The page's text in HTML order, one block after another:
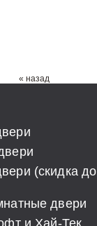
« назад
(скидка до
двери
и Хай-Тек